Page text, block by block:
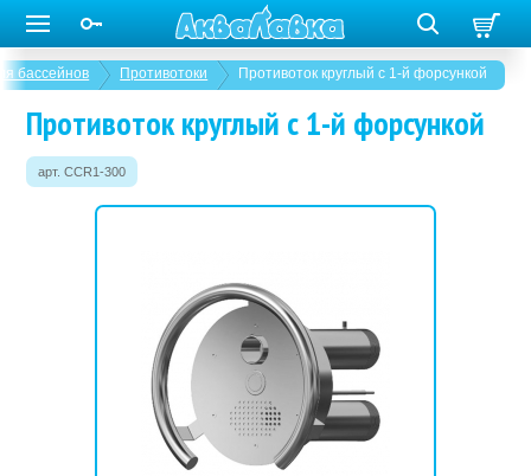
бассейнов Противотоки Противоток круглый с 1-й форсункой
Противоток круглый с 1-й форсункой
арт. CCR1-300